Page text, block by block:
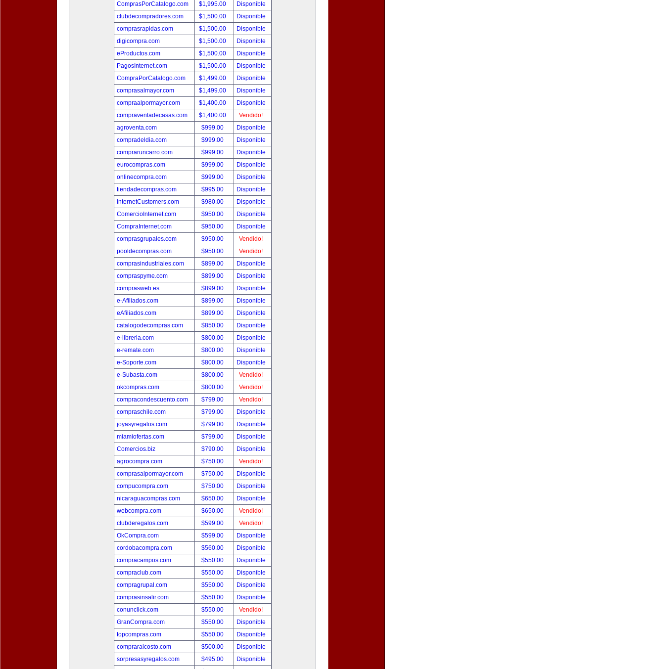
ComprasPorCatalogo.com
$1,995.00
Disponible
clubdecompradores.com
$1,500.00
Disponible
comprasrapidas.com
$1,500.00
Disponible
digicompra.com
$1,500.00
Disponible
eProductos.com
$1,500.00
Disponible
PagosInternet.com
$1,500.00
Disponible
CompraPorCatalogo.com
$1,499.00
Disponible
comprasalmayor.com
$1,499.00
Disponible
compraalpormayor.com
$1,400.00
Disponible
compraventadecasas.com
$1,400.00
Vendido!
agroventa.com
$999.00
Disponible
compradeldia.com
$999.00
Disponible
compraruncarro.com
$999.00
Disponible
eurocompras.com
$999.00
Disponible
onlinecompra.com
$999.00
Disponible
tiendadecompras.com
$995.00
Disponible
InternetCustomers.com
$980.00
Disponible
ComercioInternet.com
$950.00
Disponible
CompraInternet.com
$950.00
Disponible
comprasgrupales.com
$950.00
Vendido!
pooldecompras.com
$950.00
Vendido!
comprasindustriales.com
$899.00
Disponible
compraspyme.com
$899.00
Disponible
comprasweb.es
$899.00
Disponible
e-Afiliados.com
$899.00
Disponible
eAfiliados.com
$899.00
Disponible
catalogodecompras.com
$850.00
Disponible
e-libreria.com
$800.00
Disponible
e-remate.com
$800.00
Disponible
e-Soporte.com
$800.00
Disponible
e-Subasta.com
$800.00
Vendido!
okcompras.com
$800.00
Vendido!
compracondescuento.com
$799.00
Vendido!
compraschile.com
$799.00
Disponible
joyasyregalos.com
$799.00
Disponible
miamiofertas.com
$799.00
Disponible
Comercios.biz
$790.00
Disponible
agrocompra.com
$750.00
Vendido!
comprasalpormayor.com
$750.00
Disponible
compucompra.com
$750.00
Disponible
nicaraguacompras.com
$650.00
Disponible
webcompra.com
$650.00
Vendido!
clubderegalos.com
$599.00
Vendido!
OkCompra.com
$599.00
Disponible
cordobacompra.com
$560.00
Disponible
compracampos.com
$550.00
Disponible
compraclub.com
$550.00
Disponible
compragrupal.com
$550.00
Disponible
comprasinsalir.com
$550.00
Disponible
conunclick.com
$550.00
Vendido!
GranCompra.com
$550.00
Disponible
topcompras.com
$550.00
Disponible
compraralcosto.com
$500.00
Disponible
sorpresasyregalos.com
$495.00
Disponible